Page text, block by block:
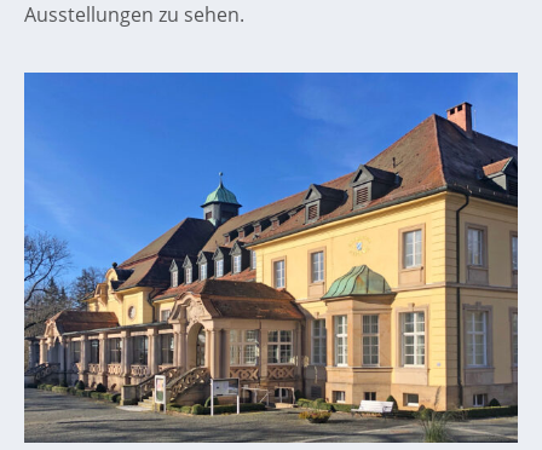
Ausstellungen zu sehen.